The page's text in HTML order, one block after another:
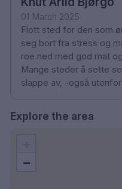
01 March 2025
Flott sted for den som
seg bort fra stress og
roe ned med god mat
Mange steder å sette
slappe av, -også
Explore the area
−